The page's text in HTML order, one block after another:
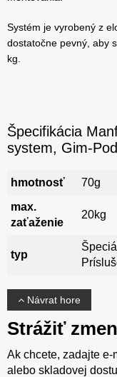
Systém je vyrobený z
dostatočne pevný, aby
kg.
Špecifikácia
system, Gim-
hmotnosť
70g
max.
zaťaženie
20kg
typ
Návrat hore
Strážiť
Ak chcete, zadajte
alebo skladovej